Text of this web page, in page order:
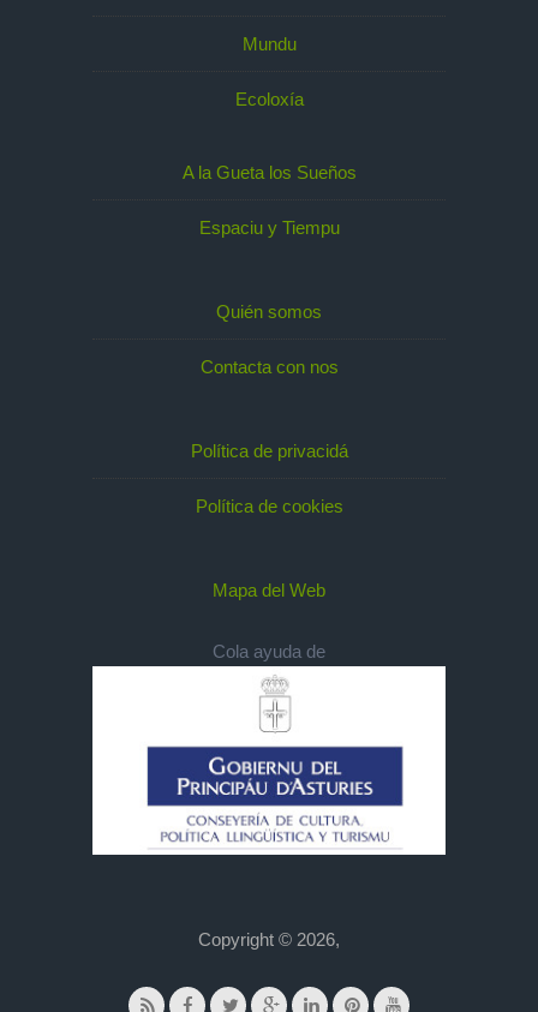
Mundu
Ecoloxía
A la Gueta los Sueños
Espaciu y Tiempu
Quién somos
Contacta con nos
Política de privacidá
Política de cookies
Mapa del Web
Cola ayuda de
Copyright © 2026,